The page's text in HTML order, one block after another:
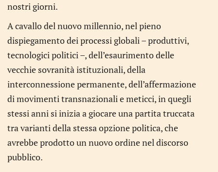
nostri giorni.
A cavallo del nuovo millennio, nel pieno
dispiegamento dei processi globali – produttivi,
tecnologici politici –, dell’esaurimento delle
vecchie sovranità istituzionali, della
interconnessione permanente, dell’affermazione
di movimenti transnazionali e meticci, in quegli
stessi anni si inizia a giocare una partita truccata
tra varianti della stessa opzione politica, che
avrebbe prodotto un nuovo ordine nel discorso
pubblico.